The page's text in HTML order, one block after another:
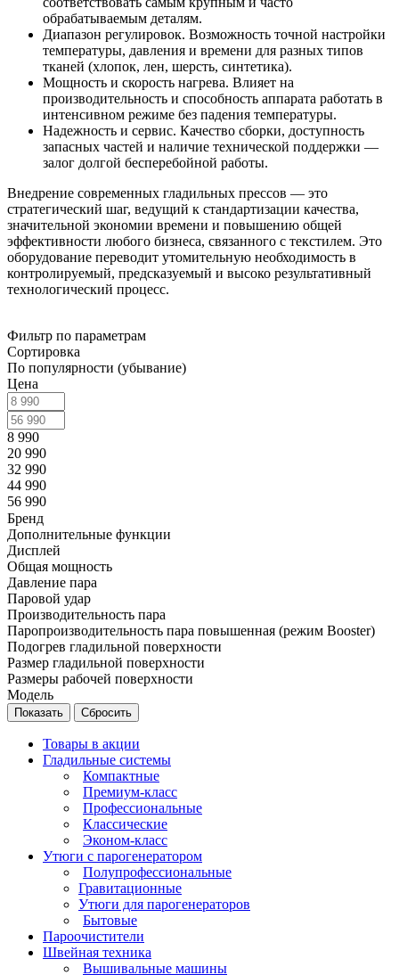
обрабатываемым деталям.
Диапазон регулировок. Возможность точной настройки
температуры, давления и времени для разных типов
тканей (хлопок, лен, шерсть, синтетика).
Мощность и скорость нагрева. Влияет на
производительность и способность аппарата работать в
интенсивном режиме без падения температуры.
Надежность и сервис. Качество сборки, доступность
запасных частей и наличие технической поддержки —
залог долгой бесперебойной работы.
Внедрение современных гладильных прессов — это
стратегический шаг, ведущий к стандартизации качества,
значительной экономии времени и повышению общей
эффективности любого бизнеса, связанного с текстилем. Это
оборудование переводит утомительную необходимость в
контролируемый, предсказуемый и высоко результативный
технологический процесс.
Фильтр по параметрам
Сортировка
По популярности (убывание)
Цена
8 990
20 990
32 990
44 990
56 990
Бренд
Дополнительные функции
Дисплей
Общая мощность
Давление пара
Паровой удар
Производительность пара
Паропроизводительность пара повышенная (режим Booster)
Подогрев гладильной поверхности
Размер гладильной поверхности
Размеры рабочей поверхности
Модель
Сбросить
Товары в акции
Гладильные системы
Компактные
Премиум-класс
Профессиональные
Классические
Эконом-класс
Утюги с парогенератором
Полупрофессиональные
Гравитационные
Утюги для парогенераторов
Бытовые
Пароочистители
Швейная техника
Вышивальные машины